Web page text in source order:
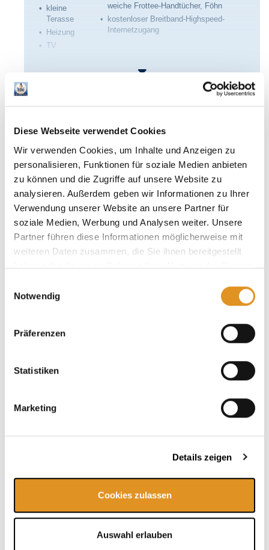
Diese Webseite verwendet Cookies
Wir verwenden Cookies, um Inhalte und Anzeigen zu
personalisieren, Funktionen für soziale Medien anbieten
zu können und die Zugriffe auf unsere Website zu
analysieren. Außerdem geben wir Informationen zu Ihrer
Verwendung unserer Website an unsere Partner für
soziale Medien, Werbung und Analysen weiter. Unsere
Partner führen diese Informationen möglicherweise mit
weiteren Daten zusammen, die Sie ihnen bereitgestellt
haben oder die sie im Rahmen Ihrer Nutzung der Dienste
Cookies, wenn Sie unsere Webseite weiterhin nutzen.
Notwendig
Präferenzen
Statistiken
Marketing
Details zeigen
Cookies zulassen
Auswahl erlauben
kleine
Terasse
Heizung
TV
weiche Frottee-Handtücher, Föhn
kostenloser Breitband-Highspeed-
Internetzugang
Frühstücksbuffet:
19 € pro Person
Abendessen als 3-Gang-Menü im Restaurant Empire des
Hotel Victory
oder á-la-Carte (bitte um vorherige Reservierung)
Waschmaschine pro Waschgang: 2 €
Trockner pro Durchlauf:1 €
Babybett: 6 € pro Nacht
Geschenkgutscheine